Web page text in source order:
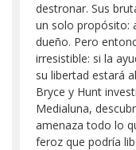
destronar. Sus
un solo propósito:
dueño. Pero
irresistible: si la
su libertad estará
Bryce y Hunt
Medialuna,
amenaza todo lo
feroz que podría